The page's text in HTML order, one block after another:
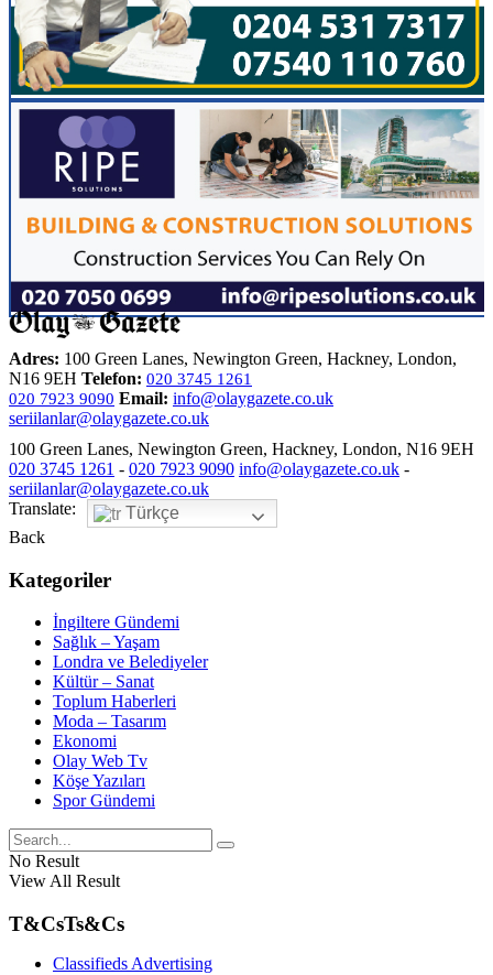
Adres: 100 Green Lanes, Newington Green, Hackney, London,
N16 9EH Telefon: 020 3745 1261
020 7923 9090 Email: info@olaygazete.co.uk
seriilanlar@olaygazete.co.uk
100 Green Lanes, Newington Green, Hackney, London, N16 9EH
020 3745 1261 - 020 7923 9090 info@olaygazete.co.uk -
seriilanlar@olaygazete.co.uk
Translate:
Türkçe
Back
Kategoriler
İngiltere Gündemi
Sağlık – Yaşam
Londra ve Belediyeler
Kültür – Sanat
Toplum Haberleri
Moda – Tasarım
Ekonomi
Olay Web Tv
Köşe Yazıları
Spor Gündemi
No Result
View All Result
T&CsTs&Cs
Classifieds Advertising